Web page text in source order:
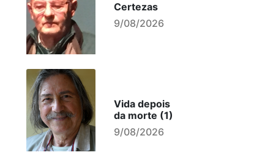
Certezas
9/08/2026
Vida depois
da morte (1)
9/08/2026